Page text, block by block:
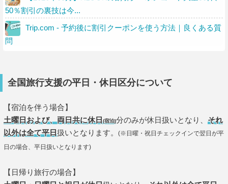
50％割引の裏技は今...
Trip.com - 予約後に割引クーポンを使う方法｜良くある質
問
全国旅行支援の平日・休日区分について
【宿泊を伴う場合】
土曜日および、両日共に休日(宿泊)分のみが休日扱いとなり、 それ
以外は全て平日扱いとなります。
(※日曜・祝日チェックインで翌日が平
日の場合、平日扱いとなります)
【日帰り旅行の場合】